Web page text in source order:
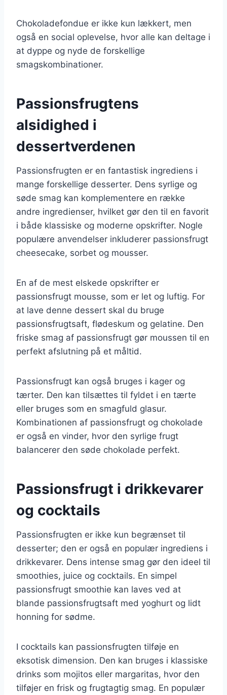
Chokoladefondue er ikke kun lækkert, men
også en social oplevelse, hvor alle kan deltage i
at dyppe og nyde de forskellige
smagskombinationer.
Passionsfrugtens
alsidighed i
dessertverdenen
Passionsfrugten er en fantastisk ingrediens i
mange forskellige desserter. Dens syrlige og
søde smag kan komplementere en række
andre ingredienser, hvilket gør den til en favorit
i både klassiske og moderne opskrifter. Nogle
populære anvendelser inkluderer passionsfrugt
cheesecake, sorbet og mousser.
En af de mest elskede opskrifter er
passionsfrugt mousse, som er let og luftig. For
at lave denne dessert skal du bruge
passionsfrugtsaft, flødeskum og gelatine. Den
friske smag af passionsfrugt gør moussen til en
perfekt afslutning på et måltid.
Passionsfrugt kan også bruges i kager og
tærter. Den kan tilsættes til fyldet i en tærte
eller bruges som en smagfuld glasur.
Kombinationen af passionsfrugt og chokolade
er også en vinder, hvor den syrlige frugt
balancerer den søde chokolade perfekt.
Passionsfrugt i drikkevarer
og cocktails
Passionsfrugten er ikke kun begrænset til
desserter; den er også en populær ingrediens i
drikkevarer. Dens intense smag gør den ideel til
smoothies, juice og cocktails. En simpel
passionsfrugt smoothie kan laves ved at
blande passionsfrugtsaft med yoghurt og lidt
honning for sødme.
I cocktails kan passionsfrugten tilføje en
eksotisk dimension. Den kan bruges i klassiske
drinks som mojitos eller margaritas, hvor den
tilføjer en frisk og frugtagtig smag. En populær